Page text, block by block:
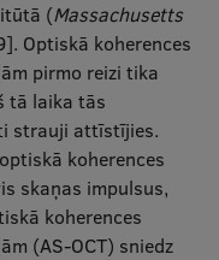
(Massachusetts
Optiskā koherences
pirmo reizi tika
tā laika tās
strauji attīstījies.
koherences
skaņas impulsus,
koherences
(AS-OCT) sniedz